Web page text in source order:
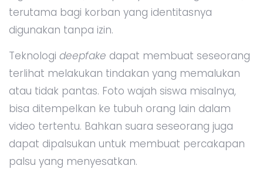
terutama bagi korban yang identitasnya
digunakan tanpa izin.
Teknologi deepfake dapat membuat seseorang
terlihat melakukan tindakan yang memalukan
atau tidak pantas. Foto wajah siswa misalnya,
bisa ditempelkan ke tubuh orang lain dalam
video tertentu. Bahkan suara seseorang juga
dapat dipalsukan untuk membuat percakapan
palsu yang menyesatkan.